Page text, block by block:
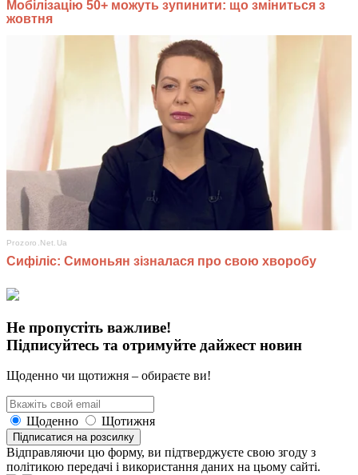
Не пропустіть важливе!
Підписуйтесь та отримуйте дайжест новин
Щоденно чи щотижня – обираєте ви!
Щоденно Щотижня
Підписатися на розсилку
Відправляючи цю форму, ви підтверджуєте свою згоду з
політикою передачі і використання даних на цьому сайті.